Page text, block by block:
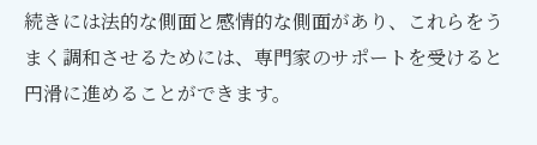
法的手続きの流れと必要書類
遺産分割協議の進め方
専門家との連携による法的サポート
続きには法的な側面と感情的な側面があり、これらをう
まく調和させるためには、専門家のサポートを受けると
円滑に進めることができます。